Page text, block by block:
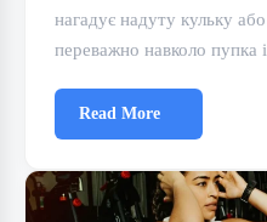
нагадує надуту кульку
переважно навколо
Read More